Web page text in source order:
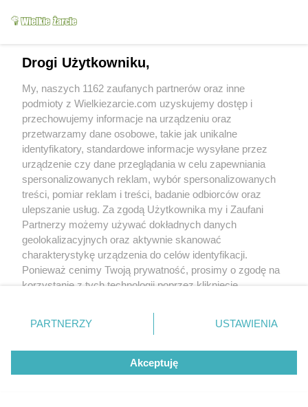
Slajd 1/2
Drogi Użytkowniku,
My, naszych 1162 zaufanych partnerów oraz inne
podmioty z Wielkiezarcie.com uzyskujemy dostęp i
przechowujemy informacje na urządzeniu oraz
przetwarzamy dane osobowe, takie jak unikalne
identyfikatory, standardowe informacje wysyłane przez
urządzenie czy dane przeglądania w celu zapewniania
spersonalizowanych reklam, wybór spersonalizowanych
treści, pomiar reklam i treści, badanie odbiorców oraz
ulepszanie usług. Za zgodą Użytkownika my i Zaufani
Partnerzy możemy używać dokładnych danych
geolokalizacyjnych oraz aktywnie skanować
charakterystykę urządzenia do celów identyfikacji.
Ponieważ cenimy Twoją prywatność, prosimy o zgodę na
korzystanie z tych technologii poprzez kliknięcie
zmienić/wycofać klikając przycisk ustawień prywatności
znajdujący się w lewym dolnym rogu strony
rodzaje przetwarzania danych nie wymagają zgody
użytkownika, ale masz prawo sprzeciwić się takiemu
przetwarzaniu. Preferencje będą miały zastosowania tylko
PARTNERZY USTAWIENIA
Akceptuję